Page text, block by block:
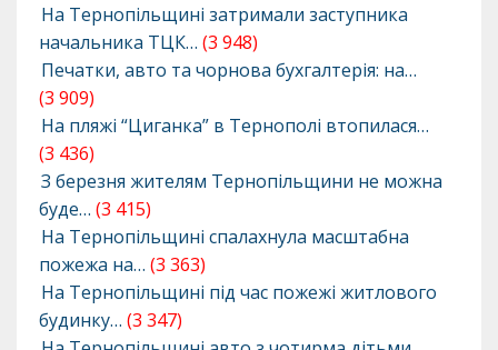
На Тернопільщині затримали заступника
начальника ТЦК… (3 948)
Печатки, авто та чорнова бухгалтерія: на…
(3 909)
На пляжі “Циганка” в Тернополі втопилася…
(3 436)
З березня жителям Тернопільщини не можна
буде… (3 415)
На Тернопільщині спалахнула масштабна
пожежа на… (3 363)
На Тернопільщині під час пожежі житлового
будинку… (3 347)